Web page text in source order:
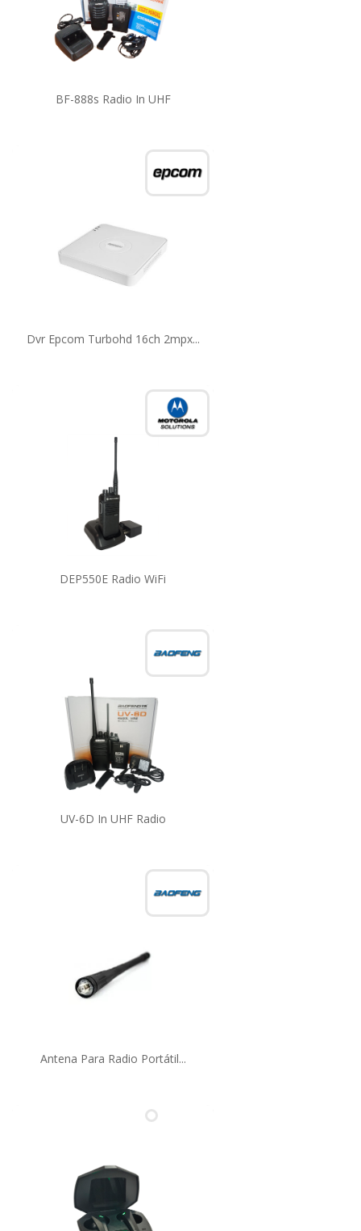
BF-888s Radio In UHF
Dvr Epcom Turbohd 16ch 2mpx...
DEP550E Radio WiFi
UV-6D In UHF Radio
Antena Para Radio Portátil...